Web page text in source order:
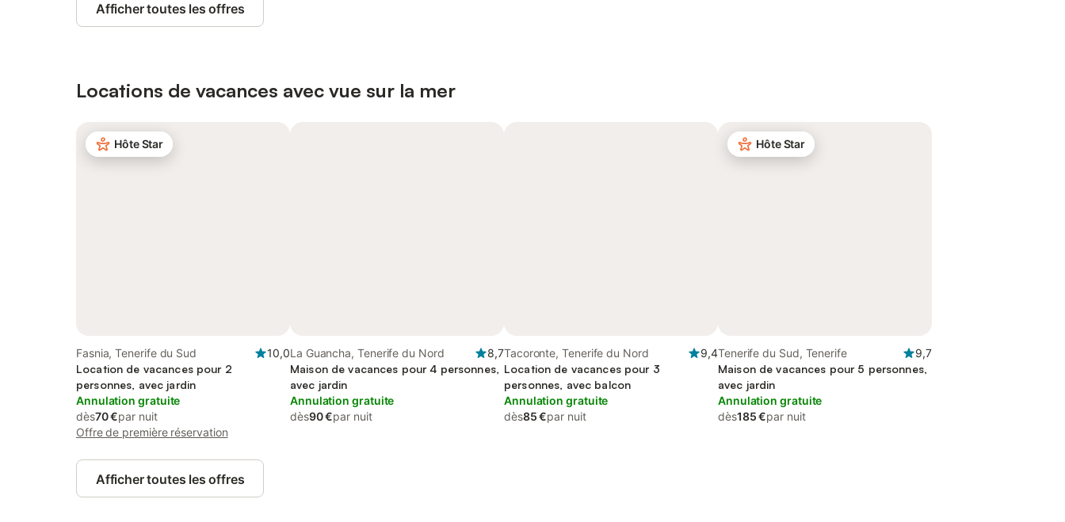
Afficher toutes les offres
Locations de vacances avec vue sur la mer
Hôte Star
Fasnia, Tenerife du Sud
10,0
Location de vacances pour 2
personnes, avec jardin
Annulation gratuite
dès70 €par nuit
Offre de première réservation
La Guancha, Tenerife du Nord
8,7
Maison de vacances pour 4 personnes,
avec jardin
Annulation gratuite
dès90 €par nuit
Tacoronte, Tenerife du Nord
9,4
Location de vacances pour 3
personnes, avec balcon
Annulation gratuite
dès85 €par nuit
Hôte Star
Tenerife du Sud, Tenerife
9,7
Maison de vacances pour 5 personnes,
avec jardin
Annulation gratuite
dès185 €par nuit
Afficher toutes les offres